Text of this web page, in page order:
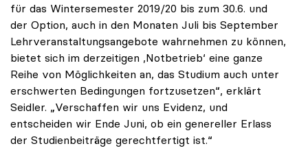
für das Wintersemester 2019/20 bis zum 30.6. und
der Option, auch in den Monaten Juli bis September
Lehrveranstaltungsangebote wahrnehmen zu können,
bietet sich im derzeitigen ,Notbetrieb‘ eine ganze
Reihe von Möglichkeiten an, das Studium auch unter
erschwerten Bedingungen fortzusetzen“, erklärt
Seidler. „Verschaffen wir uns Evidenz, und
entscheiden wir Ende Juni, ob ein genereller Erlass
der Studienbeiträge gerechtfertigt ist.“